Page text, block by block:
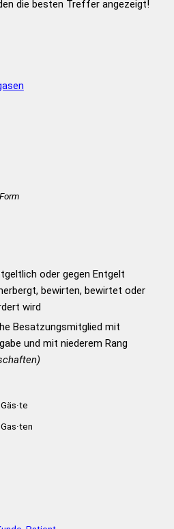
die besten Treffer angezeigt!
oder gegen Entgelt
bewirten, bewirtet oder
wird
Besatzungsmitglied mit
und mit niederem Rang